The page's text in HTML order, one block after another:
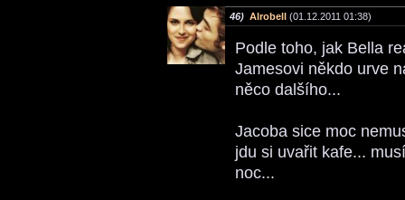
46) Alrobell (01.12.2011 01:38)
Podle toho, jak Bella
Jamesovi někdo urve
něco dalšího...
Jacoba sice moc
jdu si uvařit kafe...
noc...